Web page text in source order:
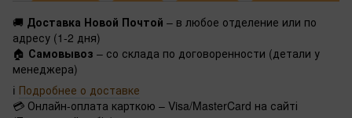
🚚 Доставка Новой Почтой – в любое отделение или по
адресу (1-2 дня)
🏠 Самовывоз – со склада по договоренности (детали у
менеджера)
ℹ️ Подробнее о доставке
💳 Онлайн-оплата карткою – Visa/MasterCard на сайті